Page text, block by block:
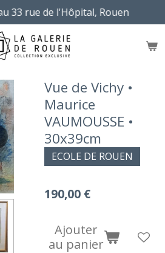
rue de l'Hôpital, Rouen
Vue de Vichy •
Maurice
VAUMOUSSE •
30x39cm
ECOLE DE ROUEN
190,00 €
Ajouter
au panier